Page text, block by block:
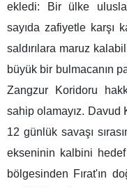
ekledi: Bir ülke
sayıda zafiyetle karşı
saldırılara maruz
büyük bir bulmacanın
Zangzur Koridoru
sahip olamayız. Davud
12 günlük savaşı
ekseninin kalbini
bölgesinden Fırat'ın